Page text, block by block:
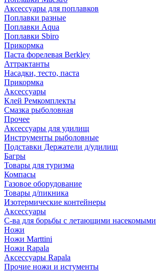
Аксессуары для поплавков
Поплавки разные
Поплавки Aqua
Поплавки Sbiro
Прикормка
Паста форелевая Berkley
Аттрактанты
Насадки, тесто, паста
Прикормка
Аксессуары
Клей Ремкомплекты
Смазка рыболовная
Прочее
Аксессуары для удилищ
Инструменты рыболовные
Подставки Держатели д/удилищ
Багры
Товары для туризма
Компасы
Газовое оборудование
Товары д/пикника
Изотермические контейнеры
Аксессуары
С-ва для борьбы с летающими насекомыми
Ножи
Ножи Marttini
Ножи Rapala
Аксессуары Rapala
Прочие ножи и истументы